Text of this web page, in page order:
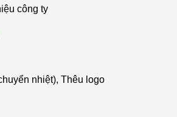
công ty
nhiệt), Thêu logo